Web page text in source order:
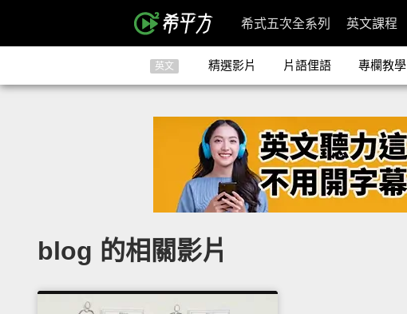
希式五次全系列 英文課程
英文 精選影片 片語俚語 專欄教學
blog 的相關影片